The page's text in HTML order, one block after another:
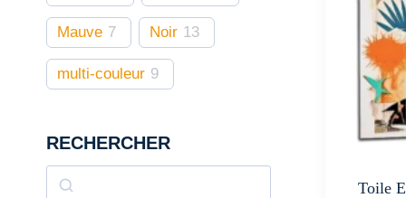
Toile
Mauve 7 Noir 13
multi-couleur 9
RECHERCHER
Rechercher